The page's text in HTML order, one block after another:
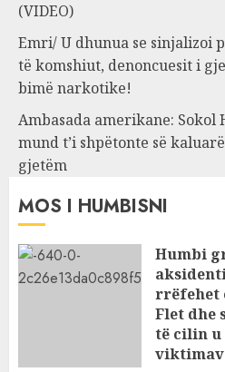
(VIDEO)
Emri/ U dhunua se sinjalizoi
të komshiut, denoncuesit i
bimë narkotike!
Ambasada amerikane: Sokol
mund t’i shpëtonte së
gjetëm
MOS I HUMBISNI
Humbi
rrëfehet
Flet dhe
të cilin u